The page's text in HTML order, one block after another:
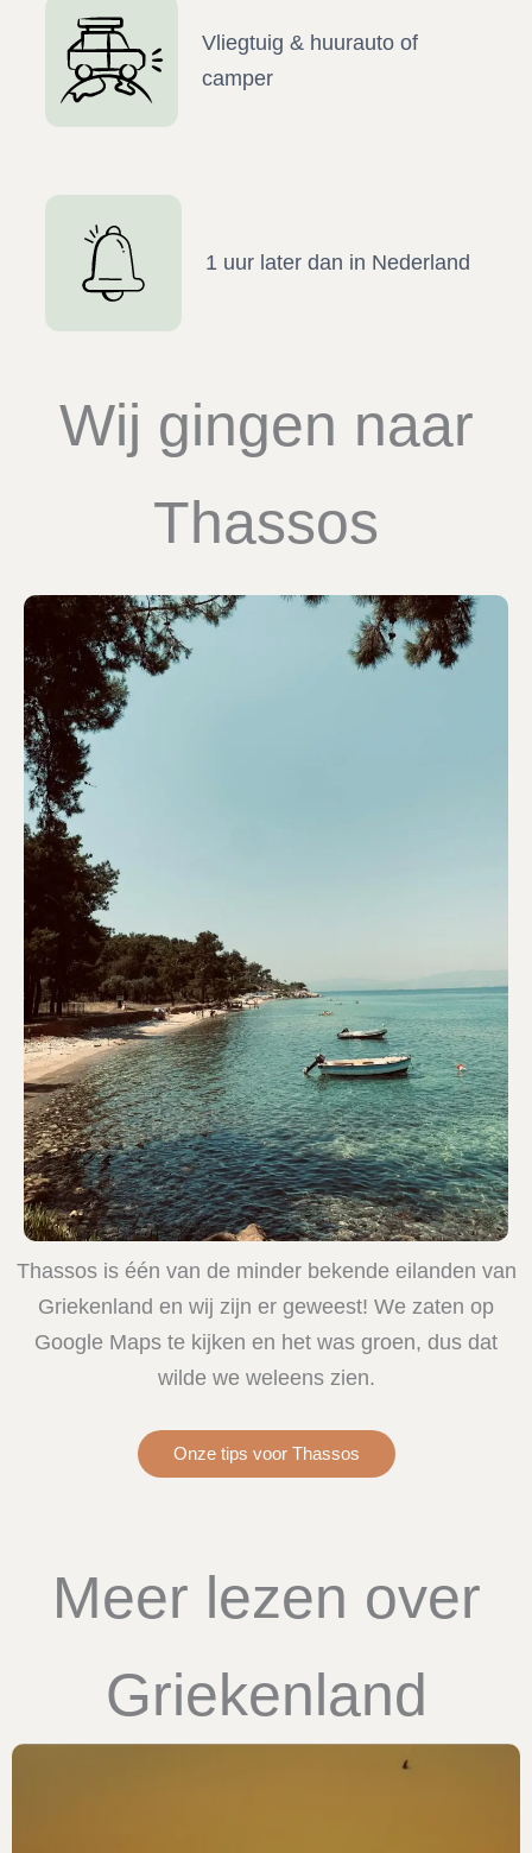
Vliegtuig & huurauto of
camper
1 uur later dan in Nederland
Wij gingen naar
Thassos
Thassos is één van de minder bekende eilanden van
Griekenland en wij zijn er geweest! We zaten op
Google Maps te kijken en het was groen, dus dat
wilde we weleens zien.
Onze tips voor Thassos
Meer lezen over
Griekenland